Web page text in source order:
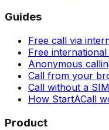
Guides
Free call via
Free international
Anonymous
Call from your
Call without a
How StartACall
Product